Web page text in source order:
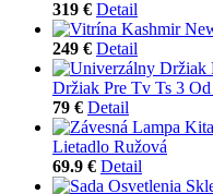
319 € Detail
249 € Detail
Držiak Pre Tv Ts 3
79 € Detail
Lietadlo Ružová
69.9 € Detail